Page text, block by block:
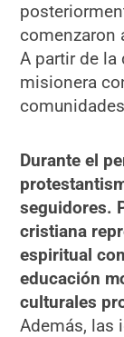
comenzaron
A partir de la
misionera
Durante el
seguidores.
cristiana
espiritual
educación
culturales
Además, las